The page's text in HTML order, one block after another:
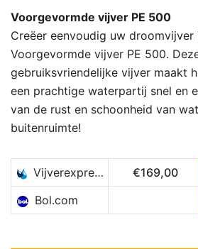
Voorgevormde vijver PE 500
Creëer eenvoudig uw
Voorgevormde vijver PE 500.
gebruiksvriendelijke vijver maakt
een prachtige waterpartij snel en
van de rust en schoonheid van
buitenruimte!
Vijverexpress.nl €169,00
Bol.com